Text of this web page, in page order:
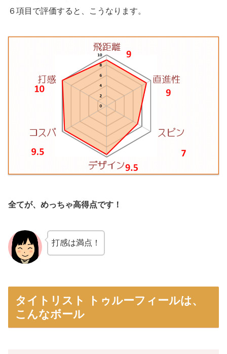
６項目で評価すると、こうなります。
全てが、めっちゃ高得点です！
打感は満点！
タイトリスト トゥルーフィールは、
こんなボール